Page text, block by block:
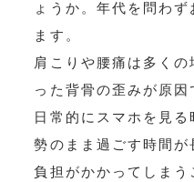
ょうか。年代を問わ
ます。
肩こりや腰痛は多く
った背骨の歪みが原因
日常的にスマホを見
勢のまま過ごす時間が
負担がかかってしま